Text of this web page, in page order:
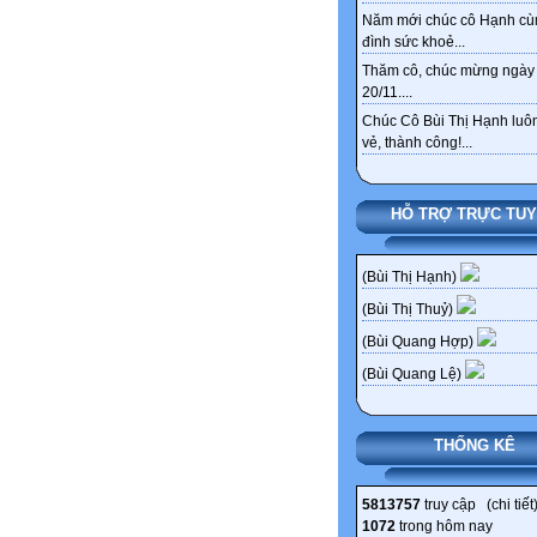
Năm mới chúc cô Hạnh
đình sức khoẻ...
Thăm cô, chúc mừng ngày
20/11....
Chúc Cô Bùi Thị Hạnh
vẻ, thành công!...
HỖ TRỢ TRỰC
(Bùi Thị Hạnh)
(Bùi Thị Thuỷ)
(Bùi Quang Hợp)
(Bùi Quang Lệ)
THỐNG KÊ
5813757 truy cập (chi tiết)
1072 trong hôm nay